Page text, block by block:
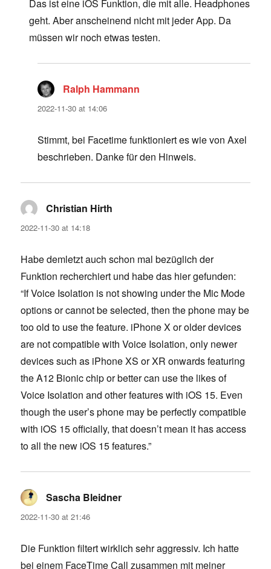
Das ist eine iOS Funktion, die mit alle. Headphones
geht. Aber anscheinend nicht mit jeder App. Da
müssen wir noch etwas testen.
Ralph Hammann
2022-11-30 at 14:06
Stimmt, bei Facetime funktioniert es wie von Axel
beschrieben. Danke für den Hinweis.
Christian Hirth
2022-11-30 at 14:18
Habe demletzt auch schon mal bezüglich der
Funktion recherchiert und habe das hier gefunden:
“If Voice Isolation is not showing under the Mic Mode
options or cannot be selected, then the phone may be
too old to use the feature. iPhone X or older devices
are not compatible with Voice Isolation, only newer
devices such as iPhone XS or XR onwards featuring
the A12 Bionic chip or better can use the likes of
Voice Isolation and other features with iOS 15. Even
though the user’s phone may be perfectly compatible
with iOS 15 officially, that doesn’t mean it has access
to all the new iOS 15 features.”
Sascha Bleidner
2022-11-30 at 21:46
Die Funktion filtert wirklich sehr aggressiv. Ich hatte
bei einem FaceTime Call zusammen mit meiner